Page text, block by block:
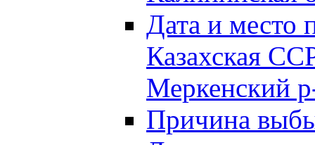
Дата и
Казахская
Меркенский
Причина